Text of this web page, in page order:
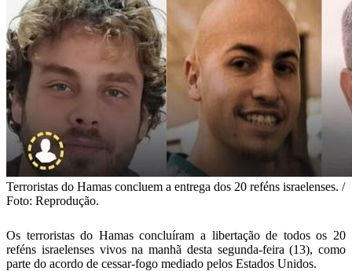
Terroristas do Hamas concluem a entrega dos 20 reféns israelenses. /
Foto: Reprodução.
Os terroristas do Hamas concluíram a libertação de todos os 20
reféns israelenses vivos na manhã desta segunda-feira (13), como
parte do acordo de cessar-fogo mediado pelos Estados Unidos.